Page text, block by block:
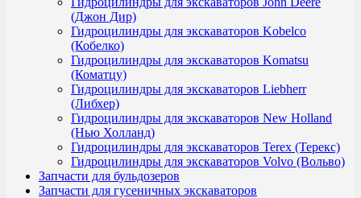
(Джон Дир)
Гидроцилиндры для экскаваторов Kobelco
(Кобелко)
Гидроцилиндры для экскаваторов Komatsu
(Коматцу)
Гидроцилиндры для экскаваторов Liebherr
(Либхер)
Гидроцилиндры для экскаваторов New Holland
(Нью Холланд)
Гидроцилиндры для экскаваторов Terex (Терекс)
Гидроцилиндры для экскаваторов Volvo (Вольво)
Запчасти для бульдозеров
Запчасти для гусеничных экскаваторов